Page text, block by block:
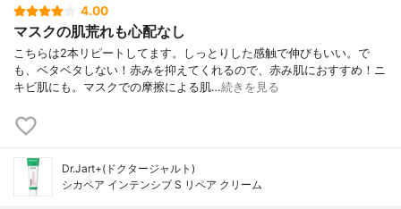
4.00
マスクの肌荒れも心配なし
こちらは2本リピートしてます。しっとりした感触で伸びもいい。で
も、ベタベタしない！赤みを抑えてくれるので、赤み肌におすすめ！ニ
キビ肌にも。マスクでの摩擦による肌…続きを見る
Dr.Jart+(ドクタージャルト)
シカペア インテンシブ S リペア クリーム